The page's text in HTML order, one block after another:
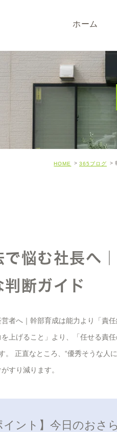
ホーム
HOME 365ブログ
で悩む社長へ
断ガイド
者へ｜幹部育成は能力より「責
上げること」より、「任せる責
。 正直なところ、“優秀そうな人
すり減ります。
イント】今日のおさ